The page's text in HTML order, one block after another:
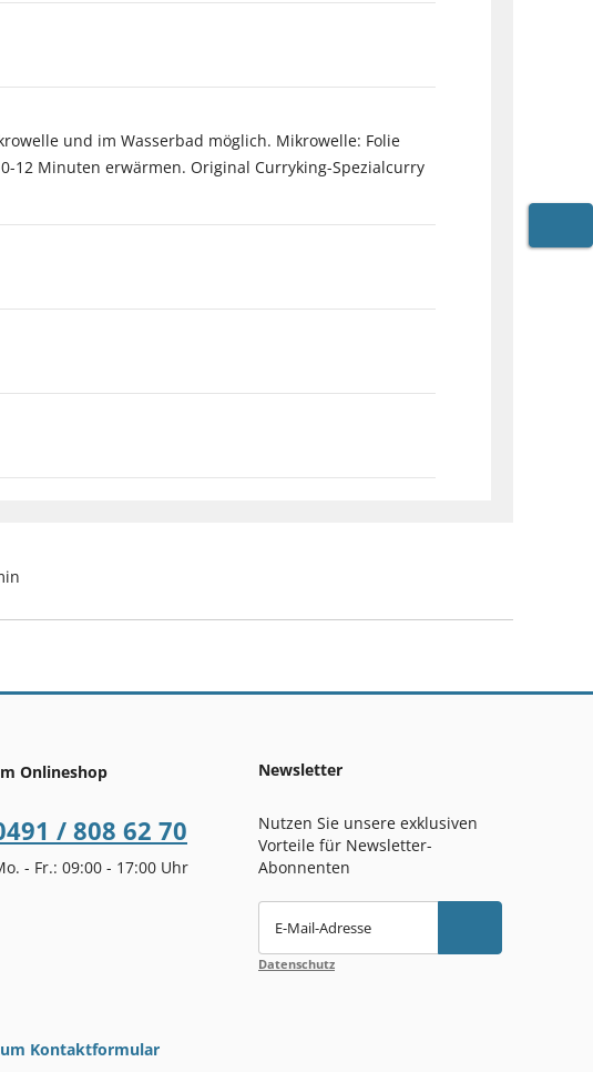
und im Wasserbad möglich. Mikrowelle: Folie
12 Minuten erwärmen. Original Curryking-Spezialcurry
Onlineshop
/ 808 62 70
- Fr.: 09:00 - 17:00 Uhr
Kontaktformular
Newsletter
Nutzen Sie unsere exklusiven
Vorteile für Newsletter-
Abonnenten
E-Mail-Adresse
Datenschutz